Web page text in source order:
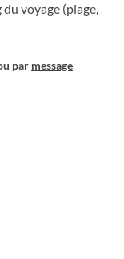
voyage (plage,
par message